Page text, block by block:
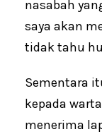
nasabah
saya akan
tidak tahu
Sementara
kepada
menerima